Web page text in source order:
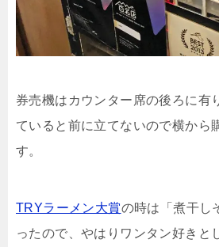
券売機はカウンター席の後ろに有
ていると前に立てないので横から
す。
TRYラーメン大賞の時は「煮干し
ったので、やはりワンタン好きと